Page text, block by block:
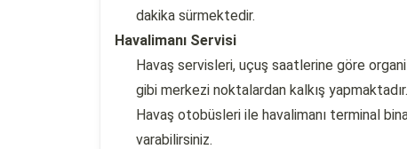
dakika sürmektedir.
Havalimanı Servisi
Havaş servisleri, uçuş saatlerine göre
gibi merkezi noktalardan kalkış yapmaktadır.
Havaş otobüsleri ile havalimanı terminal
varabilirsiniz.